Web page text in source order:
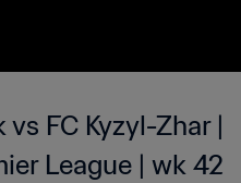
vs FC Kyzyl-Zhar |
League | wk 42